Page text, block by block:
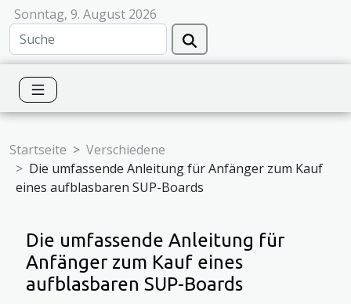
Sonntag, 9. August 2026
Startseite
Verschiedene
Die umfassende Anleitung für Anfänger zum Kauf
eines aufblasbaren SUP-Boards
Die umfassende Anleitung für
Anfänger zum Kauf eines
aufblasbaren SUP-Boards